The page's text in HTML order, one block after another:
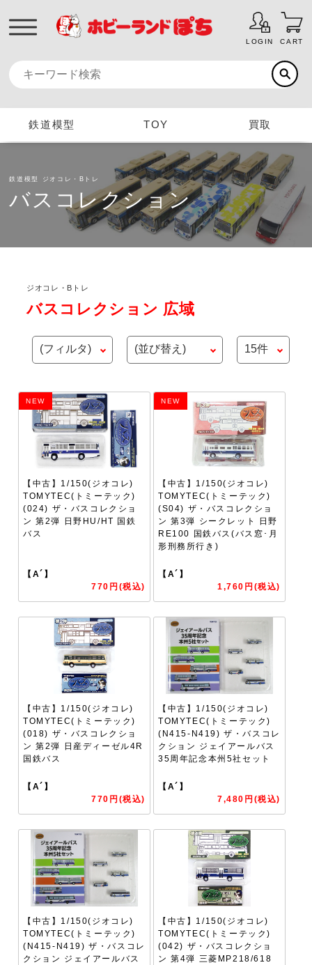
LOGIN CART
鉄道模型 TOY 買取
鉄道模型 ジオコレ・Bトレ
バスコレクション
ジオコレ・Bトレ
バスコレクション 広域
NEW
【中古】1/150(ジオコレ)
TOMYTEC(トミーテック)
(024) ザ・バスコレクショ
ン 第2弾 日野HU/HT 国鉄
バス
【A´】
770円(税込)
NEW
【中古】1/150(ジオコレ)
TOMYTEC(トミーテック)
(S04) ザ・バスコレクショ
ン 第3弾 シークレット 日野
RE100 国鉄バス(バス窓･月
形刑務所行き)
【A´】
1,760円(税込)
【中古】1/150(ジオコレ)
TOMYTEC(トミーテック)
(018) ザ・バスコレクショ
ン 第2弾 日産ディーゼル4R
国鉄バス
【A´】
770円(税込)
【中古】1/150(ジオコレ)
TOMYTEC(トミーテック)
(N415-N419) ザ・バスコレ
クション ジェイアールバス
35周年記念本州5社セット
【A´】
7,480円(税込)
【中古】1/150(ジオコレ)
TOMYTEC(トミーテック)
(N415-N419) ザ・バスコレ
クション ジェイアールバス
【中古】1/150(ジオコレ)
TOMYTEC(トミーテック)
(042) ザ・バスコレクショ
ン 第4弾 三菱MP218/618